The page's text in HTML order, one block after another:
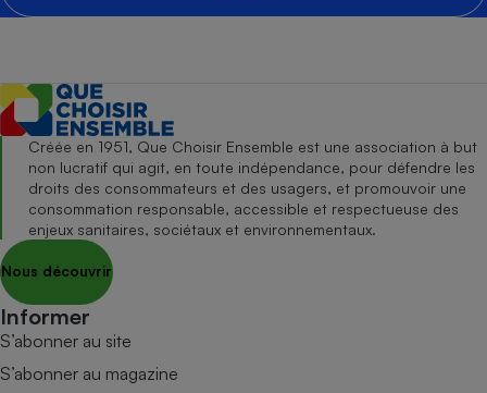
Créée en 1951, Que Choisir Ensemble est une association à but
non lucratif qui agit, en toute indépendance, pour défendre les
droits des consommateurs et des usagers, et promouvoir une
consommation responsable, accessible et respectueuse des
enjeux sanitaires, sociétaux et environnementaux.
Nous découvrir
Informer
S’abonner au site
S’abonner au magazine